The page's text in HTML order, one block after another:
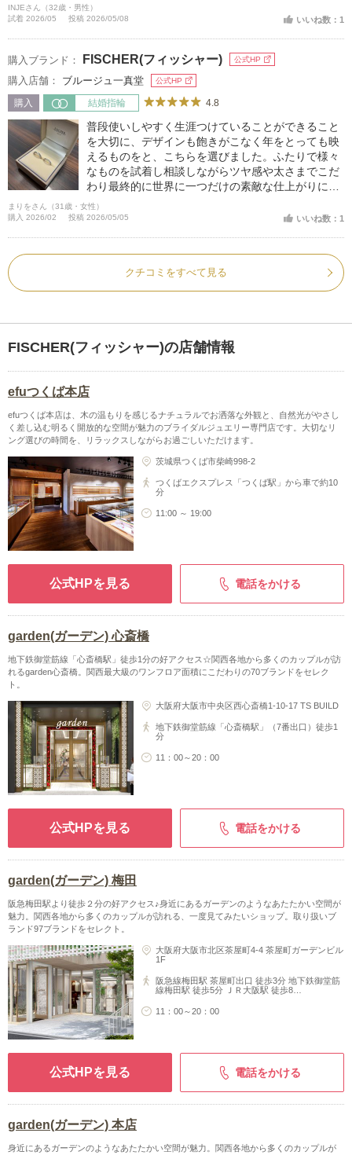
INJEさん（32歳・男性）
試着 2026/05
投稿 2026/05/08 いいね数：1
購入ブランド： FISCHER(フィッシャー) 公式HP
購入店舗： ブルージュ一真堂 公式HP
購入 結婚指輪 4.8
普段使いしやすく生涯つけていることができること
を大切に、デザインも飽きがこなく年をとっても映
えるものをと、こちらを選びました。ふたりで様々
なものを試着し相談しながらツヤ感や太さまでこだ
わり最終的に世界に一つだけの素敵な仕上がりにな
ったと思います。着け心地もとてもよく普段アクセ
サリーをつけない彼も違和感なく着用しています。
まりをさん（31歳・女性）
購入 2026/02
投稿 2026/05/05 いいね数：1
クチコミをすべて見る
FISCHER(フィッシャー)の店舗情報
efuつくば本店
efuつくば本店は、木の温もりを感じるナチュラルでお洒落な外観と、自然光がやさし
く差し込む明るく開放的な空間が魅力のブライダルジュエリー専門店です。大切なリ
ング選びの時間を、リラックスしながらお過ごしいただけます。
茨城県つくば市柴崎998-2
つくばエクスプレス「つくば駅」から車で約10
分
11:00 ～ 19:00
公式HPを見る 電話をかける
garden(ガーデン) 心斎橋
地下鉄御堂筋線「心斎橋駅」徒歩1分の好アクセス☆関西各地から多くのカップルが訪
れるgarden心斎橋。関西最大級のワンフロア面積にこだわりの70ブランドをセレク
ト。
大阪府大阪市中央区西心斎橋1-10-17 TS BUILD
地下鉄御堂筋線「心斎橋駅」（7番出口）徒歩1
分
11：00～20：00
公式HPを見る 電話をかける
garden(ガーデン) 梅田
阪急梅田駅より徒歩２分の好アクセス♪身近にあるガーデンのようなあたたかい空間が
魅力。関西各地から多くのカップルが訪れる、一度見てみたいショップ。取り扱いブ
ランド97ブランドをセレクト。
大阪府大阪市北区茶屋町4-4 茶屋町ガーデンビル
1F
阪急線梅田駅 茶屋町出口 徒歩3分 地下鉄御堂筋
線梅田駅 徒歩5分 ＪＲ大阪駅 徒歩8…
11：00～20：00
公式HPを見る 電話をかける
garden(ガーデン) 本店
身近にあるガーデンのようなあたたかい空間が魅力。関西各地から多くのカップルが